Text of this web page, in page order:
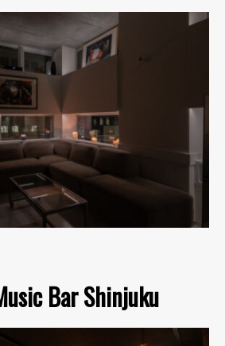
Bar Shinjuku